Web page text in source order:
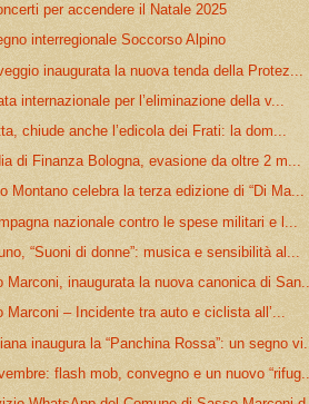
per accendere il Natale 2025
interregionale Soccorso Alpino
inaugurata la nuova tenda della Protez...
internazionale per l’eliminazione della v...
chiude anche l’edicola dei Frati: la dom...
di Finanza Bologna, evasione da oltre 2 m...
Montano celebra la terza edizione di “Di Ma...
nazionale contro le spese militari e l...
“Suoni di donne”: musica e sensibilità al...
Marconi, inaugurata la nuova canonica di
Marconi – Incidente tra auto e ciclista all’...
inaugura la “Panchina Rossa”: un segno
flash mob, convegno e un nuovo